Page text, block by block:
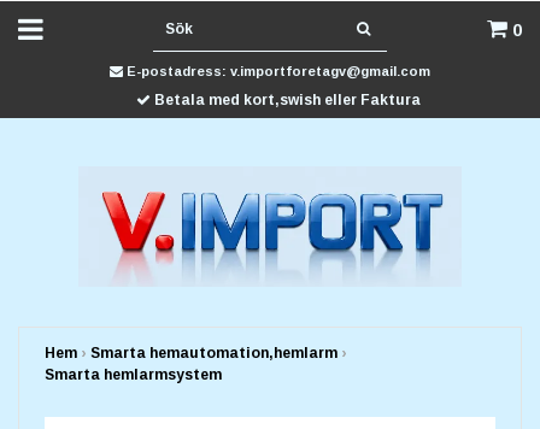
0
E-postadress: v.importforetagv@gmail.com
Betala med kort,swish eller Faktura
Hem › Smarta hemautomation,hemlarm ›
Smarta hemlarmsystem